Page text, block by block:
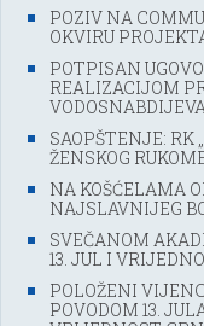
POZIV NA
OKVIRU
POTPISAN
REALIZACIJOM
SAOPŠTENJE: RK
ŽENSKOG
NA KOŠĆELAMA
NAJSLAVNIJEG
SVEČANOM
13. JUL I
POLOŽENI
POVODOM 13.